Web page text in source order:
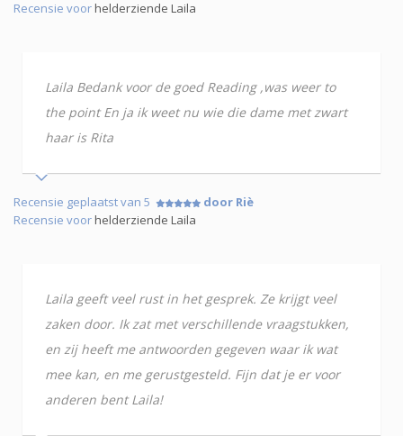
Recensie voorhelderziende Laila
Laila Bedank voor de goed Reading ,was weer to
the point En ja ik weet nu wie die dame met zwart
haar is Rita
Recensie geplaatst van 5
door Riè
Recensie voorhelderziende Laila
Laila geeft veel rust in het gesprek. Ze krijgt veel
zaken door. Ik zat met verschillende vraagstukken,
en zij heeft me antwoorden gegeven waar ik wat
mee kan, en me gerustgesteld. Fijn dat je er voor
anderen bent Laila!